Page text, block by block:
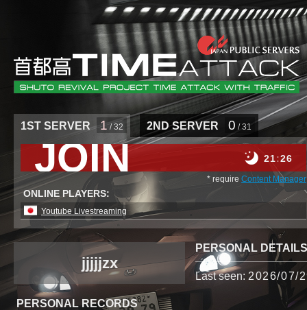
1ST SERVER 1 / 32 2ND SERVER 0 / 31
21 26
JOIN * require Content Manager
ONLINE PLAYERS:
Youtube Livestreaming
PERSONAL DETAILS
jjjjjzx
Last seen: 2026/07/
PERSONAL RECORDS